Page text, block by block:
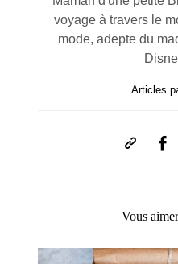
voyage à travers le
mode, adepte du
Articles
Vous